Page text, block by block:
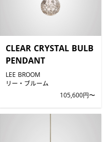
CLEAR CRYSTAL BULB
PENDANT
LEE BROOM
リー・ブルーム
105,600円〜